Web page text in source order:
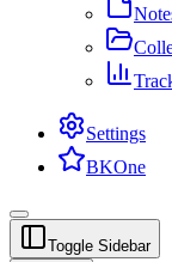
Settings
BKOne
Toggle Sidebar